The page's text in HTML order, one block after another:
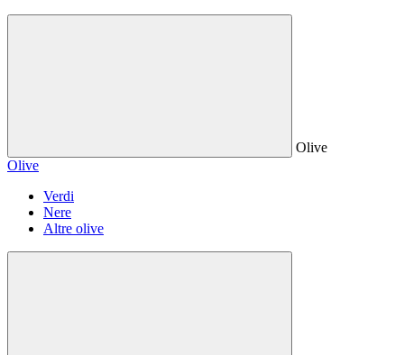
Olive
Olive
Verdi
Nere
Altre olive